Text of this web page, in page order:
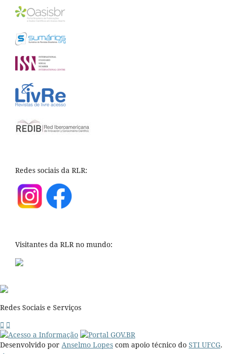
Redes sociais da RLR:
Visitantes da RLR no mundo:
Redes Sociais e Serviços
Desenvolvido por Anselmo Lopes com apoio técnico do STI UFCG.